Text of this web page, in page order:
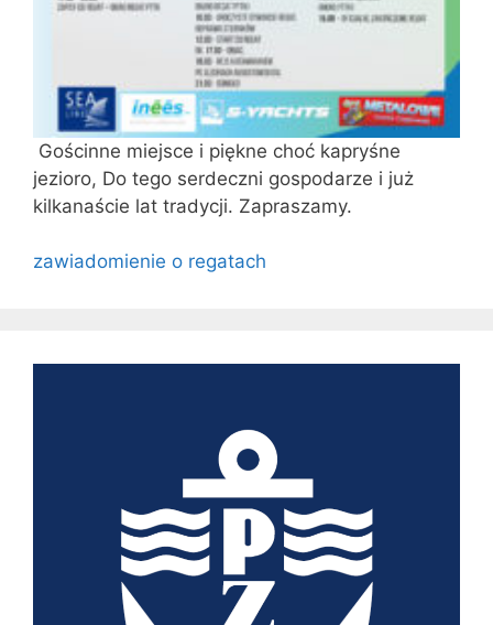
Gościnne miejsce i piękne choć kapryśne
jezioro, Do tego serdeczni gospodarze i już
kilkanaście lat tradycji. Zapraszamy.
zawiadomienie o regatach